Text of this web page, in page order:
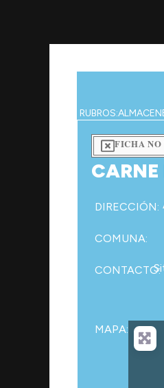
contenido
RUBROS:
FICHA
DIRECCIÓN:
COMUNA:
CONTACTO:
MAPA: